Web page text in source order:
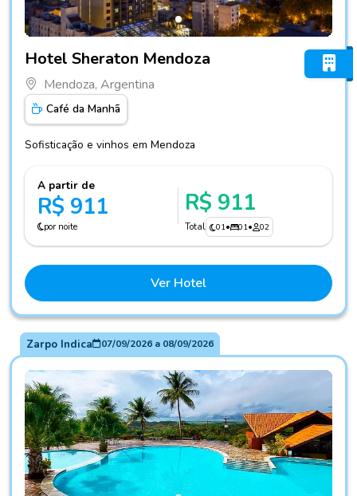
Hotel Sheraton Mendoza
Mendoza, Argentina
Café da Manhã
Sofisticação e vinhos em Mendoza
A partir de
R$ 911
por noite
R$ 911
Total 01• 01• 02
Ver Hotel
Zarpo Indica 07/09/2026a 08/09/2026